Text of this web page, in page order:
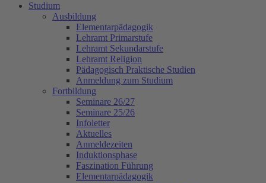
Studium
Ausbildung
Elementarpädagogik
Lehramt Primarstufe
Lehramt Sekundarstufe
Lehramt Religion
Pädagogisch Praktische Studien
Anmeldung zum Studium
Fortbildung
Seminare 26/27
Seminare 25/26
Infoletter
Aktuelles
Anmeldezeiten
Induktionsphase
Faszination Führung
Elementarpädagogik